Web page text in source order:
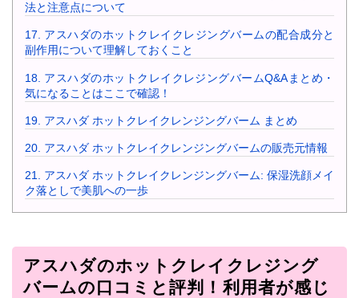
法と注意点について
17. アスハダのホットクレイクレジングバームの配合成分と
副作用について理解しておくこと
18. アスハダのホットクレイクレジングバームQ&Aまとめ・
気になることはここで確認！
19. アスハダ ホットクレイクレンジングバーム まとめ
20. アスハダ ホットクレイクレンジングバームの販売元情報
21. アスハダ ホットクレイクレンジングバーム: 保湿洗顔メイ
ク落としで美肌への一歩
アスハダのホットクレイクレジング
バームの口コミと評判！利用者が感じ